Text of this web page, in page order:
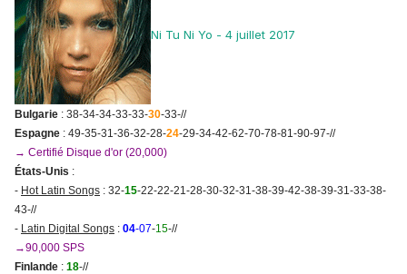
Ni Tu Ni Yo - 4 juillet 2017
Bulgarie : 38-34-34-33-33-30-33-//
Espagne : 49-35-31-36-32-28-24-29-34-42-62-70-78-81-90-97-//
→ Certifié Disque d'or (20,000)
États-Unis :
- Hot Latin Songs : 32-15-22-22-21-28-30-32-31-38-39-42-38-39-31-33-38-
43-//
- Latin Digital Songs : 04-07-15-//
→90,000 SPS
Finlande : 18-//